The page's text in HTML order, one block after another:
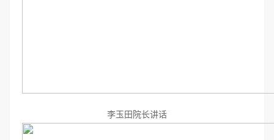
李玉田院长讲话